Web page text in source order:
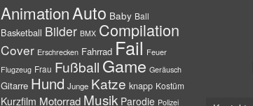
AnimationAuto Baby Ball
Basketball Bilder BMX Compilation
Cover Erschrecken Fahrrad Fail Feuer
Flugzeug Frau Fußball Game Geräusch
Gitarre Hund Junge Katze knapp Kostüm
Kurzfilm Motorrad Musik Parodie Polizei